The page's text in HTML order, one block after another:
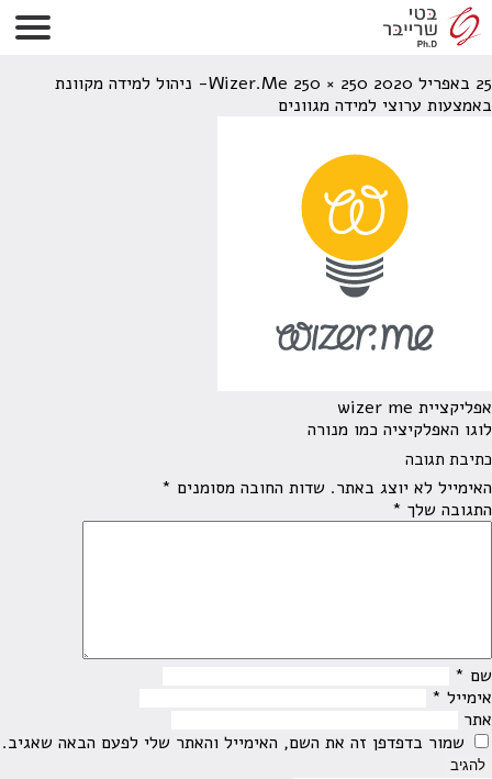
wizer me
25 באפריל 2020 250 × 250
Wizer.Me- ניהול למידה מקוונת
באמצעות ערוצי למידה מגוונים
אפליקציית wizer me
לוגו האפלקיציה כמו מנורה
כתיבת תגובה
האימייל לא יוצג באתר. שדות החובה מסומנים *
התגובה שלך *
שם *
אימייל *
אתר
שמור בדפדפן זה את השם, האימייל והאתר שלי לפעם הבאה שאגיב.